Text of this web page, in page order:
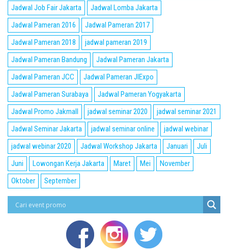
Jadwal Job Fair Jakarta
Jadwal Lomba Jakarta
Jadwal Pameran 2016
Jadwal Pameran 2017
Jadwal Pameran 2018
jadwal pameran 2019
Jadwal Pameran Bandung
Jadwal Pameran Jakarta
Jadwal Pameran JCC
Jadwal Pameran JIExpo
Jadwal Pameran Surabaya
Jadwal Pameran Yogyakarta
Jadwal Promo Jakmall
jadwal seminar 2020
jadwal seminar 2021
Jadwal Seminar Jakarta
jadwal seminar online
jadwal webinar
jadwal webinar 2020
Jadwal Workshop Jakarta Januari
Juli
Juni
Lowongan Kerja Jakarta Maret Mei
November
Oktober
September